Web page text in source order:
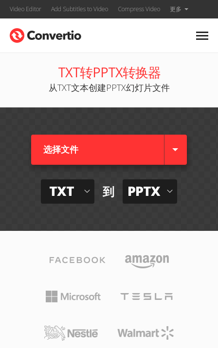
Video Editor Add Subtitles to Video Compress Video 更多
TXT转PPTX转换器
从TXT文本创建PPTX幻灯片文件
选择文件
TXT 到 PPTX